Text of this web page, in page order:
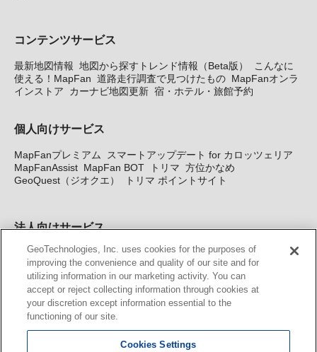
コンテンツサービス
最新地図情報 地図から探すトレンド情報（Beta版）
こんなに
使える！MapFan 道路走行調査で見つけたもの MapFanオンラ
インストア
カーナビ地図更新 宿・ホテル・旅館予約
個人向けサービス
MapFanプレミアム
スマートアップデート for カロッツェリア
MapFanAssist MapFan BOT トリマ 方位かなめ
GeoQuest（ジオクエ）
トリマ ポイントサイト
法人向けサービス
法人向け地図・位置情報サービス WEBサイト・システム向け地
図API Windows PC向け地図開発キット MapFan DB 住所確認
サービス
MAP WORLD+ トリマ広告 Geo-Research
カーナビ地図更新サービス
GeoTechnologies, Inc. uses cookies for the purposes of
improving the convenience and quality of our site and for
utilizing information in our marketing activity. You can
accept or reject collecting information through cookies at
your discretion except information essential to the
functioning of our site.
Cookies Settings